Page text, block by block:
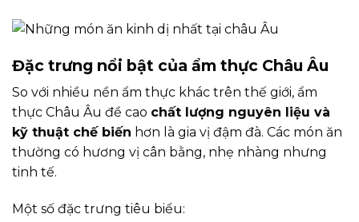
Đặc trưng nổi bật của ẩm thực Châu Âu
So với nhiều nền ẩm thực khác trên thế giới, ẩm
thực Châu Âu đề cao chất lượng nguyên liệu và
kỹ thuật chế biến hơn là gia vị đậm đà. Các món ăn
thường có hương vị cân bằng, nhẹ nhàng nhưng
tinh tế.
Một số đặc trưng tiêu biểu: